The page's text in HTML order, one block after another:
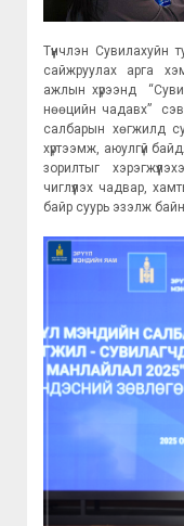
Түүнчлэн Сувилахуйн
сайжруулах арга
ажлын хүрээнд
нөөцийн чадавх”
салбарын хөгжилд
хүртээмж, аюулгүй
зорилтыг
чиглүүлэх чадвар,
байр суурь эзэлж